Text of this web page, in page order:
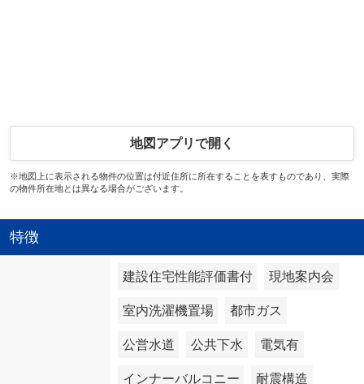
地図アプリで開く
※地図上に表示される物件の位置は付近住所に所在することを表すものであり、実際
の物件所在地とは異なる場合がございます。
特徴
建設住宅性能評価書付 現地案内会
室内洗濯機置場 都市ガス
公営水道 公共下水 電気有
インナーバルコニー 耐震構造